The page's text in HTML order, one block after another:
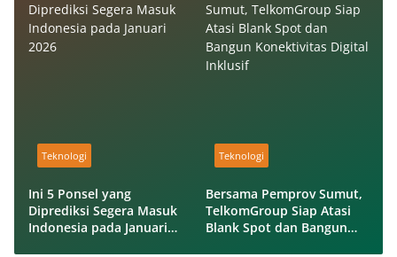
Teknologi
Ini 5 Ponsel yang
Diprediksi Segera Masuk
Indonesia pada Januari
Teknologi
Bersama Pemprov Sumut,
TelkomGroup Siap Atasi
Blank Spot dan Bangun